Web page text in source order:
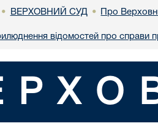
• ВЕРХОВНИЙ СУД • Про
відомостей про справи